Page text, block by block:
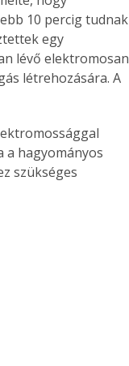
10 percig tudnak
egy
lévő elektromosan
létrehozására. A
hagyományos
szükséges